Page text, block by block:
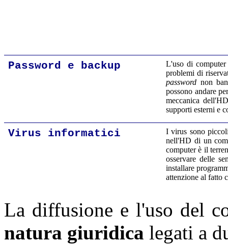
Password e backup
L'uso di
problemi di
password non
possono andare
meccanica
supporti esterni e
Virus informatici
I virus sono
nell'HD di un
computer è il
osservare delle
installare
attenzione al fatto
La diffusione e l'uso del
natura giuridica legati a